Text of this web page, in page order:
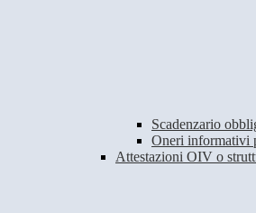
Scadenzario
Oneri informativi
Attestazioni OIV o